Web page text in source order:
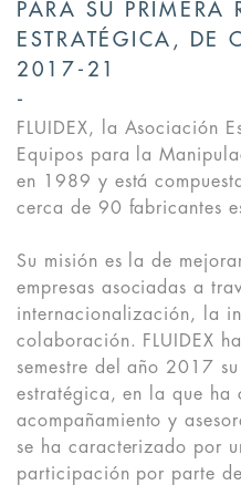
PARA SU PRIMERA
ESTRATÉGICA, DE
2017-21
FLUIDEX, la Asociación
Equipos para la
en 1989 y está
cerca de 90 fabricantes
Su misión es la de
empresas asociadas a
internacionalización, la
colaboración. FLUIDEX
semestre del año 2017
estratégica, en la que ha
acompañamiento y
se ha caracterizado por
participación por parte